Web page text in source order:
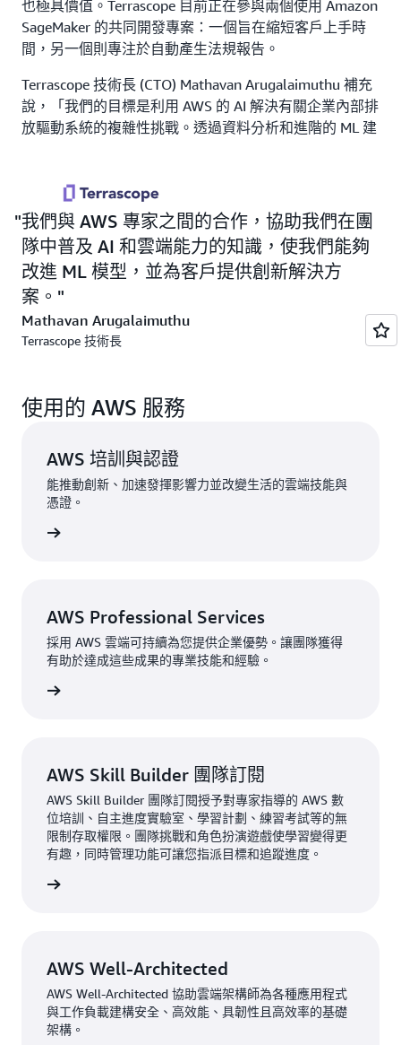
也極具價值。Terrascope 目前正在參與兩個使用 Amazon
SageMaker 的共同開發專案：一個旨在縮短客戶上手時
間，另一個則專注於自動產生法規報告。
Terrascope 技術長 (CTO) Mathavan Arugalaimuthu 補充
說，「我們的目標是利用 AWS 的 AI 解決有關企業內部排
放驅動系統的複雜性挑戰。透過資料分析和進階的 ML 建
Terrascope 也讓其員工加入 AWS Skill Builder。這個線上
學習平台讓 Terrascope 團隊能夠按照自己的步調學習，
並使用AWS Cloud Quest和其他資源練習技能。Hari 表
示，「我們致力於讓學習成為一種持續的體驗，而 AWS
Skill Builder 對我們的團隊非常有幫助，因此公司願意投
資於這種持續的學習旅程。」
Arugalaimuthu 補充道，「我們與 AWS 專家之間的合
作，協助我們在團隊中普及有關 AI 和雲端能力的知識，
案。」
Terrascope 在一年內實現了完全移轉到 AWS 的目標。自
移轉以來，Terrascope 積極提升了客戶體驗、提高了內部
在可以在他們自己的雲端上使用 Terrascope 的混合 SaaS
平台移轉是一個協作過程，AWS Professional Services 團
隊利用AWS Well-Architected Framework給予
Terrascope 指導。Terrascope 仰賴該框架來確保實現可擴
展性並符合企業 IT 需求，同時將雲端支出降低了 30%。
97%，Terrascope 的客戶可以更快地實現其永續發展目
標。Terrascope 還能夠更有效率地發展其業務，促進自身
及其客戶的快速創新。
Arugalaimuthu 解釋說，「AWS 提供了最先進的自訂解
決方案以實現基礎架構自動化，為我們的客戶提供一鍵部
署資料平面的功能。」例如，Terrascope 的一家飲料業客
Hari 總結說，「AWS 在各個方面都是強大的合作夥伴。
我們攜手將我們的平台架構成可擴展的企業級平台，並且
持續探索新技術的應用，以促進公司的發展。」
我們與 AWS 專家之間的合作，協助我們在團
隊中普及 AI 和雲端能力的知識，使我們能夠
改進 ML 模型，並為客戶提供創新解決方
案。
Mathavan Arugalaimuthu
Terrascope 技術長
使用的 AWS 服務
AWS 培訓與認證
能推動創新、加速發揮影響力並改變生活的雲端技能與
憑證。
AWS Professional Services
採用 AWS 雲端可持續為您提供企業優勢。讓團隊獲得
有助於達成這些成果的專業技能和經驗。
AWS Skill Builder 團隊訂閱
AWS Skill Builder 團隊訂閱授予對專家指導的 AWS 數
位培訓、自主進度實驗室、學習計劃、練習考試等的無
限制存取權限。團隊挑戰和角色扮演遊戲使學習變得更
有趣，同時管理功能可讓您指派目標和追蹤進度。
AWS Well-Architected
AWS Well-Architected 協助雲端架構師為各種應用程式
與工作負載建構安全、高效能、具韌性且高效率的基礎
架構。